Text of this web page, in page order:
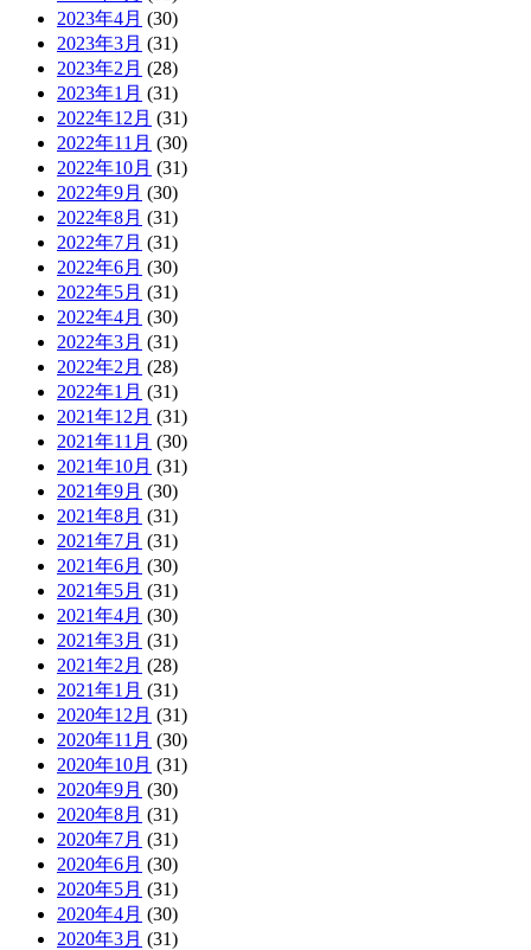
2023年4月 (30)
2023年3月 (31)
2023年2月 (28)
2023年1月 (31)
2022年12月 (31)
2022年11月 (30)
2022年10月 (31)
2022年9月 (30)
2022年8月 (31)
2022年7月 (31)
2022年6月 (30)
2022年5月 (31)
2022年4月 (30)
2022年3月 (31)
2022年2月 (28)
2022年1月 (31)
2021年12月 (31)
2021年11月 (30)
2021年10月 (31)
2021年9月 (30)
2021年8月 (31)
2021年7月 (31)
2021年6月 (30)
2021年5月 (31)
2021年4月 (30)
2021年3月 (31)
2021年2月 (28)
2021年1月 (31)
2020年12月 (31)
2020年11月 (30)
2020年10月 (31)
2020年9月 (30)
2020年8月 (31)
2020年7月 (31)
2020年6月 (30)
2020年5月 (31)
2020年4月 (30)
2020年3月 (31)